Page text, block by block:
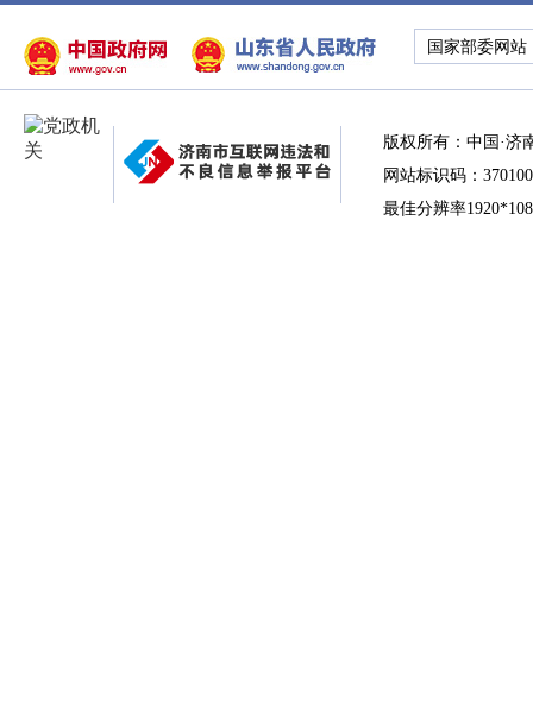
国家部委网站
版权所有：中国·济
网站标识码：
最佳分辨率